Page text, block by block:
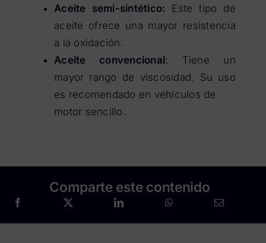
Aceite semi-sintético: Este tipo de
aceite ofrece una mayor resistencia
a la oxidación.
Aceite convencional: Tiene un
mayor rango de viscosidad. Su uso
es recomendado en vehículos de
motor sencillo.
Comparte este contenido